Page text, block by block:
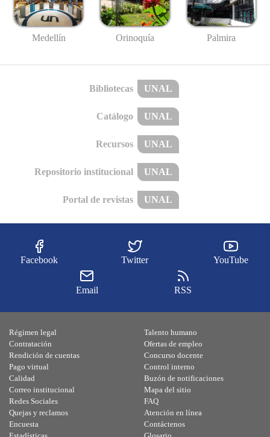
Medellín Orinoquía Palmira
Bibliotecas UNAL
Catálogo UNAL
Recursos UNAL
Repositorio institucional UNAL
Portal de revistas UNAL
Facebook Twitter YouTube
Email RSS
Régimen legal
Contratación
Rendición de cuentas
Pago virtual
Calidad
Talento humano
Ofertas de empleo
Concurso docente
Control interno
Buzón de notificaciones
Correo institucional
Redes Sociales
Quejas y reclamos
Encuesta
Mapa del sitio
FAQ
Atención en línea
Contáctenos